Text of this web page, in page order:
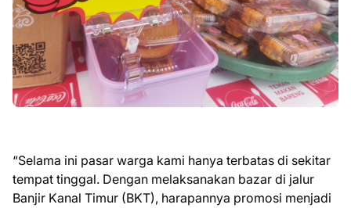
“Selama ini pasar warga kami hanya terbatas di sekitar
tempat tinggal. Dengan melaksanakan bazar di jalur
Banjir Kanal Timur (BKT), harapannya promosi menjadi